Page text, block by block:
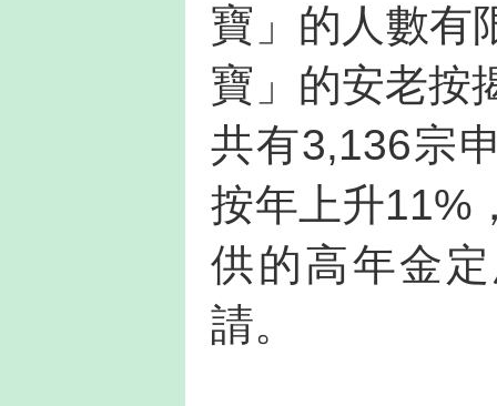
寶」的人數有
寶」的安老按
共有3,136宗
按年上升11%
供的高年金
請。